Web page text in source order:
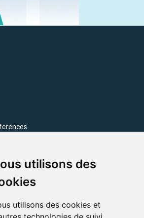
utilisons des
utilisons des cookies et
Team